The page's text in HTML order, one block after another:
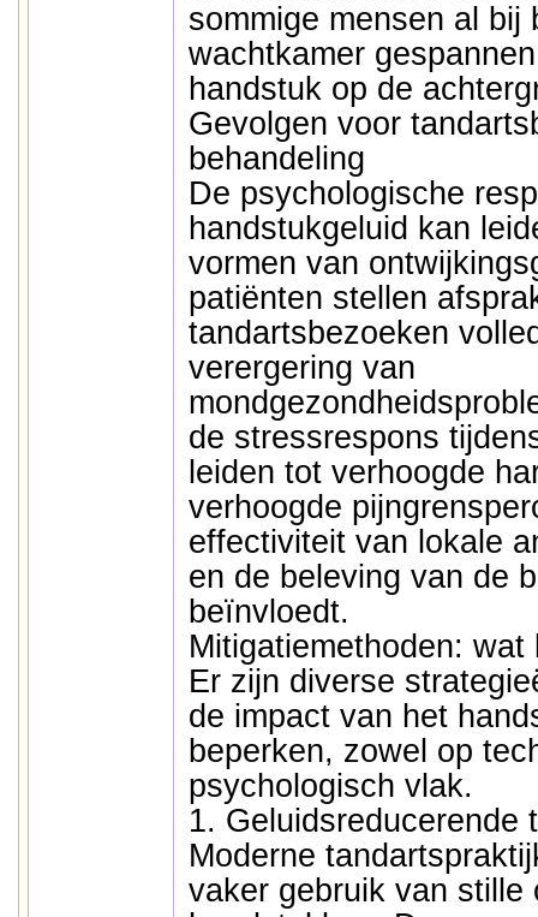
sommige mensen al bij
wachtkamer
handstuk op de
Gevolgen voor
behandeling
De psychologische
handstukgeluid kan
vormen van
patiënten stellen
tandartsbezoeken
verergering van
de stressrespons
leiden tot verhoogde
verhoogde
effectiviteit van lokale
en de beleving van de
beïnvloedt.
Mitigatiemethoden: wat
Er zijn diverse
de impact van het
beperken, zowel op
psychologisch vlak.
1. Geluidsreducerende
Moderne
vaker gebruik van stille